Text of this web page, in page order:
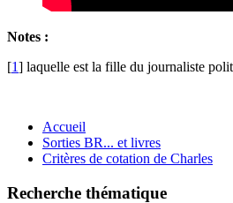
Notes :
[1] laquelle est la fille du journaliste
Accueil
Sorties BR... et livres
Critères de cotation de Charles
Recherche thématique